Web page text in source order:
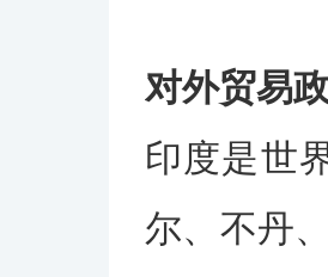
对外贸易
印度是世
尔、不丹